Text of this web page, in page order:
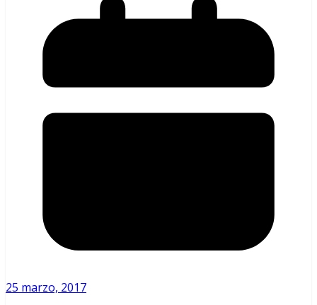
25 marzo, 2017